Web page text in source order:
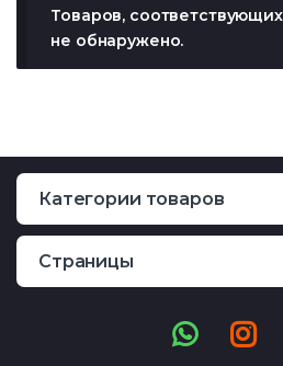
Товаров,
не обнаружено.
Категории товаров
Страницы